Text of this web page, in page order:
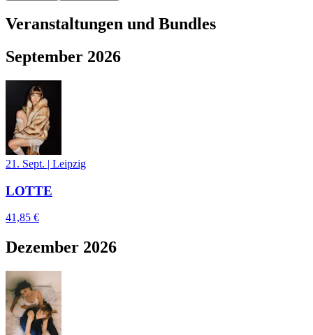
Veranstaltungen und Bundles
September 2026
21. Sept. | Leipzig
LOTTE
41,85 €
Dezember 2026